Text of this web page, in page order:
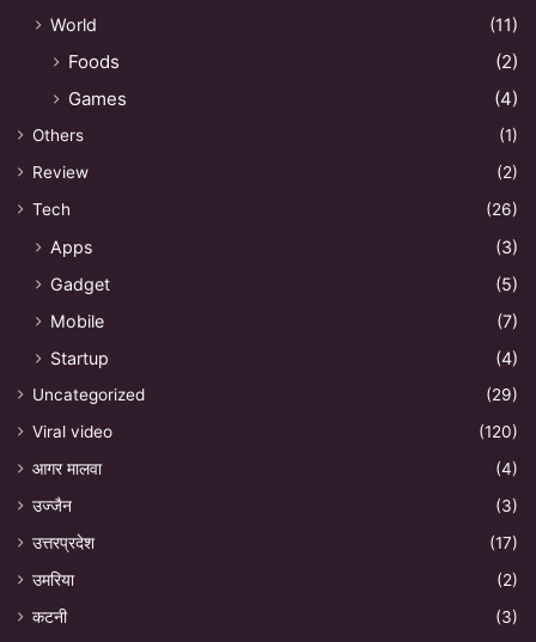
World
(11)
Foods
(2)
Games
(4)
Others
(1)
Review
(2)
Tech
(26)
Apps
(3)
Gadget
(5)
Mobile
(7)
Startup
(4)
Uncategorized
(29)
Viral video
(120)
आगर मालवा
(4)
उज्जैन
(3)
उत्तरप्रदेश
(17)
उमरिया
(2)
कटनी
(3)